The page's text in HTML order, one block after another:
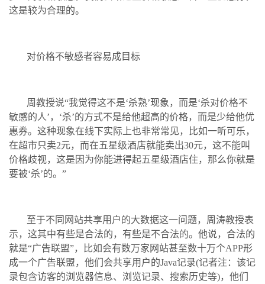
这是较为合理的。
对价格不敏感者容易成目标
周教授说“我觉得这不是‘杀熟’现象，而是‘杀对价格不
敏感的人’，‘杀’的方式不是给他超高的价格，而是少给他优
惠券。这种现象在线下实际上也非常常见，比如一听可乐，
在超市只卖2元，而在五星级酒店就能卖出30元，这不能叫
价格歧视，这是因为你能进得起五星级酒店住，那么你就是
要被‘杀’的。”
至于不同网站共享用户的大数据这一问题，周涛教授表
示，这其中有些是合法的，有些是不合法的。他说，合法的
就是“广告联盟”，比如会有数万家网站甚至数十万个APP形
成一个广告联盟，他们会共享用户的Java记录(记者注：该记
录包含访客的浏览器信息、浏览记录、搜索历史等)，他们